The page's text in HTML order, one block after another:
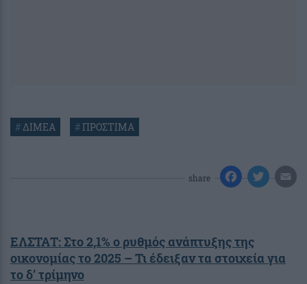
#ΔΙΜΕΑ #ΠΡΟΣΤΙΜΑ
share
ΕΛΣΤΑΤ: Στο 2,1% ο ρυθμός ανάπτυξης της
οικονομίας το 2025 – Τι έδειξαν τα στοιχεία για
το δ’ τρίμηνο